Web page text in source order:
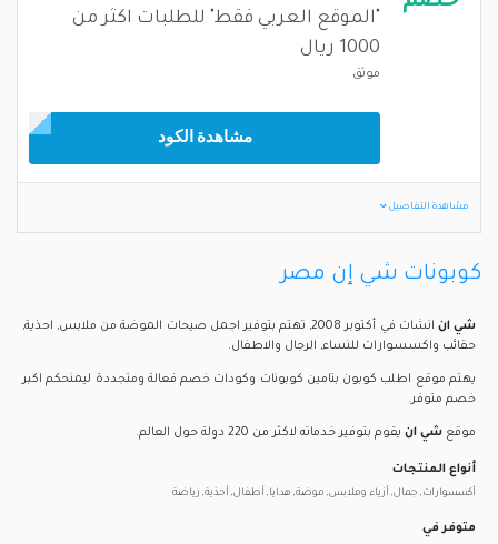
"الموقع العربي فقط" للطلبات اكثر من
1000 ريال
موثق
مشاهدة الكود
مشاهدة التفاصيل
كوبونات شي إن مصر
شي ان
انشات في أكتوبر 2008, تهتم بتوفير اجمل صيحات الموضة من ملابس, احذية,
حقائب واكسسوارات للنساء, الرجال والاطفال.
يهتم موقع اطلب كوبون بتامين كوبونات وكودات خصم فعالة ومتجددة ليمنحكم اكبر
خصم متوفر.
موقع شي ان يقوم بتوفير خدماته لاكثر من 220 دولة حول العالم.
أنواع المنتجات
أكسسوارات, جمال, أزياء وملابس, موضة, هدايا, أطفال, أحذية, رياضة
متوفر في